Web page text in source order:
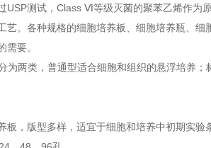
USP测试，Class Ⅵ等级灭菌的聚苯乙烯作为
艺。各种规格的细胞培养板、细胞培养瓶、
需要。
为两类，普通型适合细胞和组织的悬浮培养
，版型多样，适宜于细胞和培养中初期实验